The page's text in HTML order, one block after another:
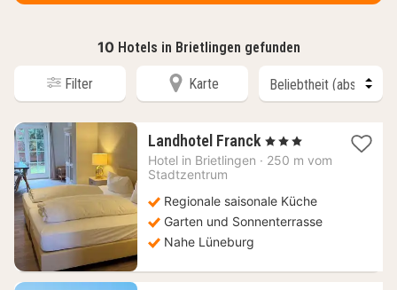
10 Hotels in Brietlingen gefunden
Filter Karte
Landhotel Franck 1
Nacht
€
, 3 Sterne
Hotel in Brietlingen · 250 m vom
Stadtzentrum
Regionale saisonale Küche
Garten und Sonnenterrasse
Nahe Lüneburg